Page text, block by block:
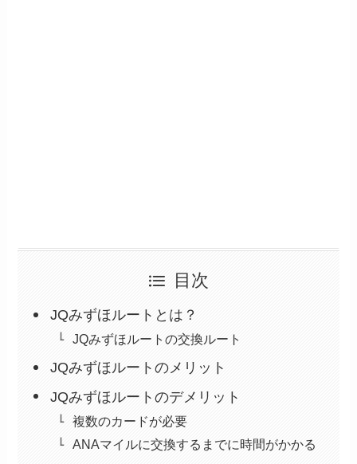
目次
JQみずほルートとは？
JQみずほルートの交換ルート
JQみずほルートのメリット
JQみずほルートのデメリット
複数のカードが必要
ANAマイルに交換するまでに時間がかかる